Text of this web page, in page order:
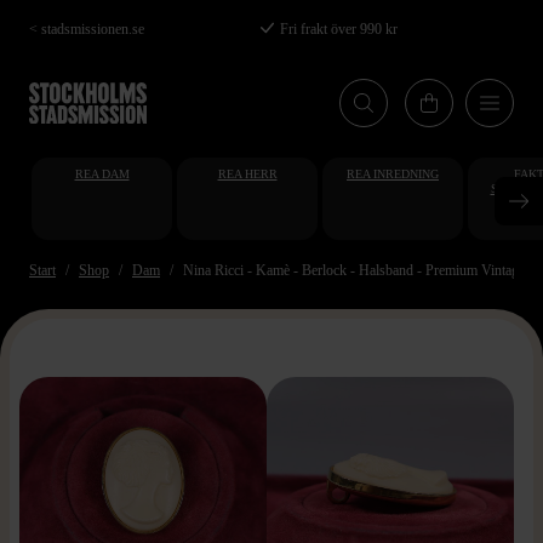
Hoppa
till
huvudinnehåll
< stadsmissionen.se Fri frakt över 990 kr
REA DAM REA HERR REA INREDNING
Start Shop Dam Nina Ricci - Kamè - Berlock - Halsband - Premium Vintage